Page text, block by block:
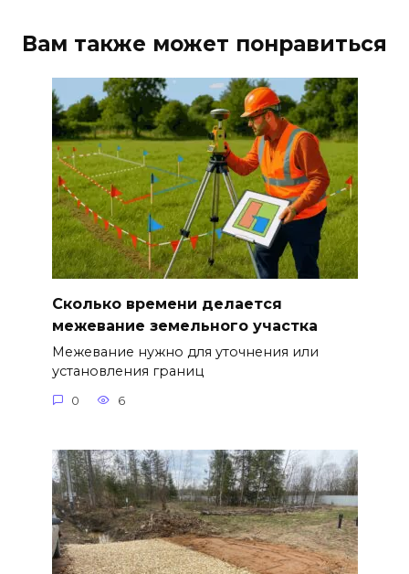
Вам также может понравиться
Сколько времени делается
межевание земельного участка
Межевание нужно для уточнения или
установления границ
0 6